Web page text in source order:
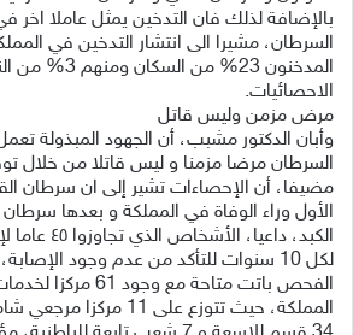
بالإضافة لذلك فان التدخين يمثل عاملا اخر
السرطان، مشيرا الى انتشار التدخين في
المدخنون 23% من
الاحصائيات.
مرض مزمن وليس قاتل
وأبان الدكتور مشبب، أن الجهود المبذولة
السرطان مرضا مزمنا و ليس قاتلا من خلال
مضيفا، أن الإحصاءات تشير إلى ان سرطان
الأول وراء الوفاة في المملكة و بعدها
الكبد، داعيا،
لكل 10 سنوات للتأكد من عدم وجود
الفحص باتت متاحة مع